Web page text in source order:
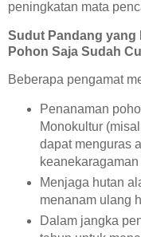
peningkatan mata
Sudut Pandang yang
Pohon Saja Sudah
Beberapa pengamat
Penanaman
Monokultur
dapat menguras
Menjaga hutan
menanam ulang
Dalam jangka